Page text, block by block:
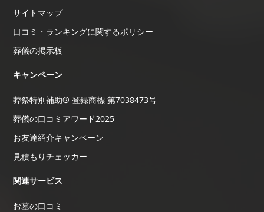
サイトマップ
口コミ・ランキングに関するポリシー
葬儀の掲示板
キャンペーン
葬祭特別補助® 登録商標 第7038473号
葬儀の口コミアワード2025
お友達紹介キャンペーン
見積もりチェッカー
関連サービス
お墓の口コミ